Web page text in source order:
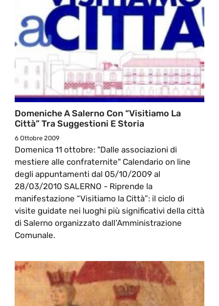
Domeniche A Salerno Con “Visitiamo La
Città” Tra Suggestioni E Storia
6 Ottobre 2009
Domenica 11 ottobre: "Dalle associazioni di
mestiere alle confraternite" Calendario on line
degli appuntamenti dal 05/10/2009 al
28/03/2010 SALERNO - Riprende la
manifestazione “Visitiamo la Città”: il ciclo di
visite guidate nei luoghi più significativi della città
di Salerno organizzato dall’Amministrazione
Comunale.